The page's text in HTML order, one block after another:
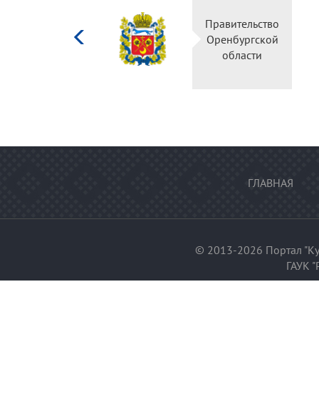
культуры
Российской
Правительство
Оренбургской
области
ГЛАВНАЯ
© 2013-2026 Портал
ГАУК